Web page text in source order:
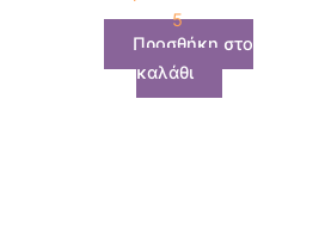
5
Προσθήκη στο
καλάθι